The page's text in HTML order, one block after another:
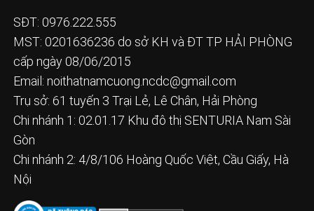
SĐT: 0976.222.555
MST: 0201636236 do sở KH và ĐT TP HẢI PHÒNG
cấp ngày 08/06/2015
Email: noithatnamcuong.ncdc@gmail.com
Trụ sở: 61 tuyến 3 Trại Lẻ, Lê Chân, Hải Phòng
Chi nhánh 1: 02.01.17 Khu đô thị SENTURIA Nam Sài
Gòn
Chi nhánh 2: 4/8/106 Hoàng Quốc Việt, Cầu Giấy, Hà
Nội